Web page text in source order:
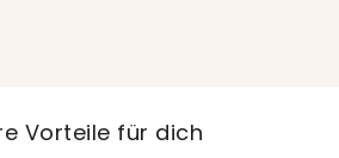
Vorteile für dich